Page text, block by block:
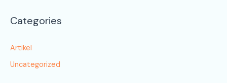
Categories
Artikel
Uncategorized